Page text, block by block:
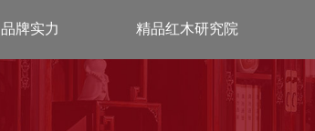
品牌实力 精品红木研究院